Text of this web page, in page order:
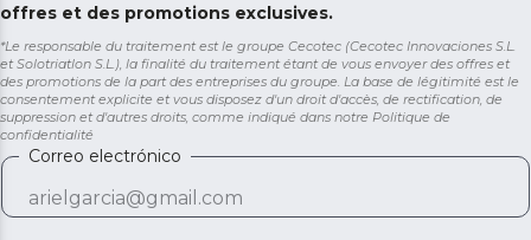
offres et des promotions exclusives.
*Le responsable du traitement est le groupe Cecotec (Cecotec Innovaciones S.L.
et Solotriatlon S.L.), la finalité du traitement étant de vous envoyer des offres et
des promotions de la part des entreprises du groupe. La base de légitimité est le
consentement explicite et vous disposez d'un droit d'accès, de rectification, de
suppression et d'autres droits, comme indiqué dans notre Politique de
confidentialité
Correo electrónico